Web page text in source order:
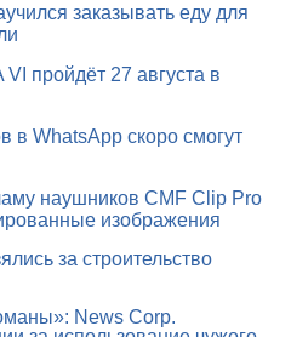
заказывать еду для
пройдёт 27 августа в
в WhatsApp скоро смогут
наушников CMF Clip Pro
изображения
за строительство
News Corp.